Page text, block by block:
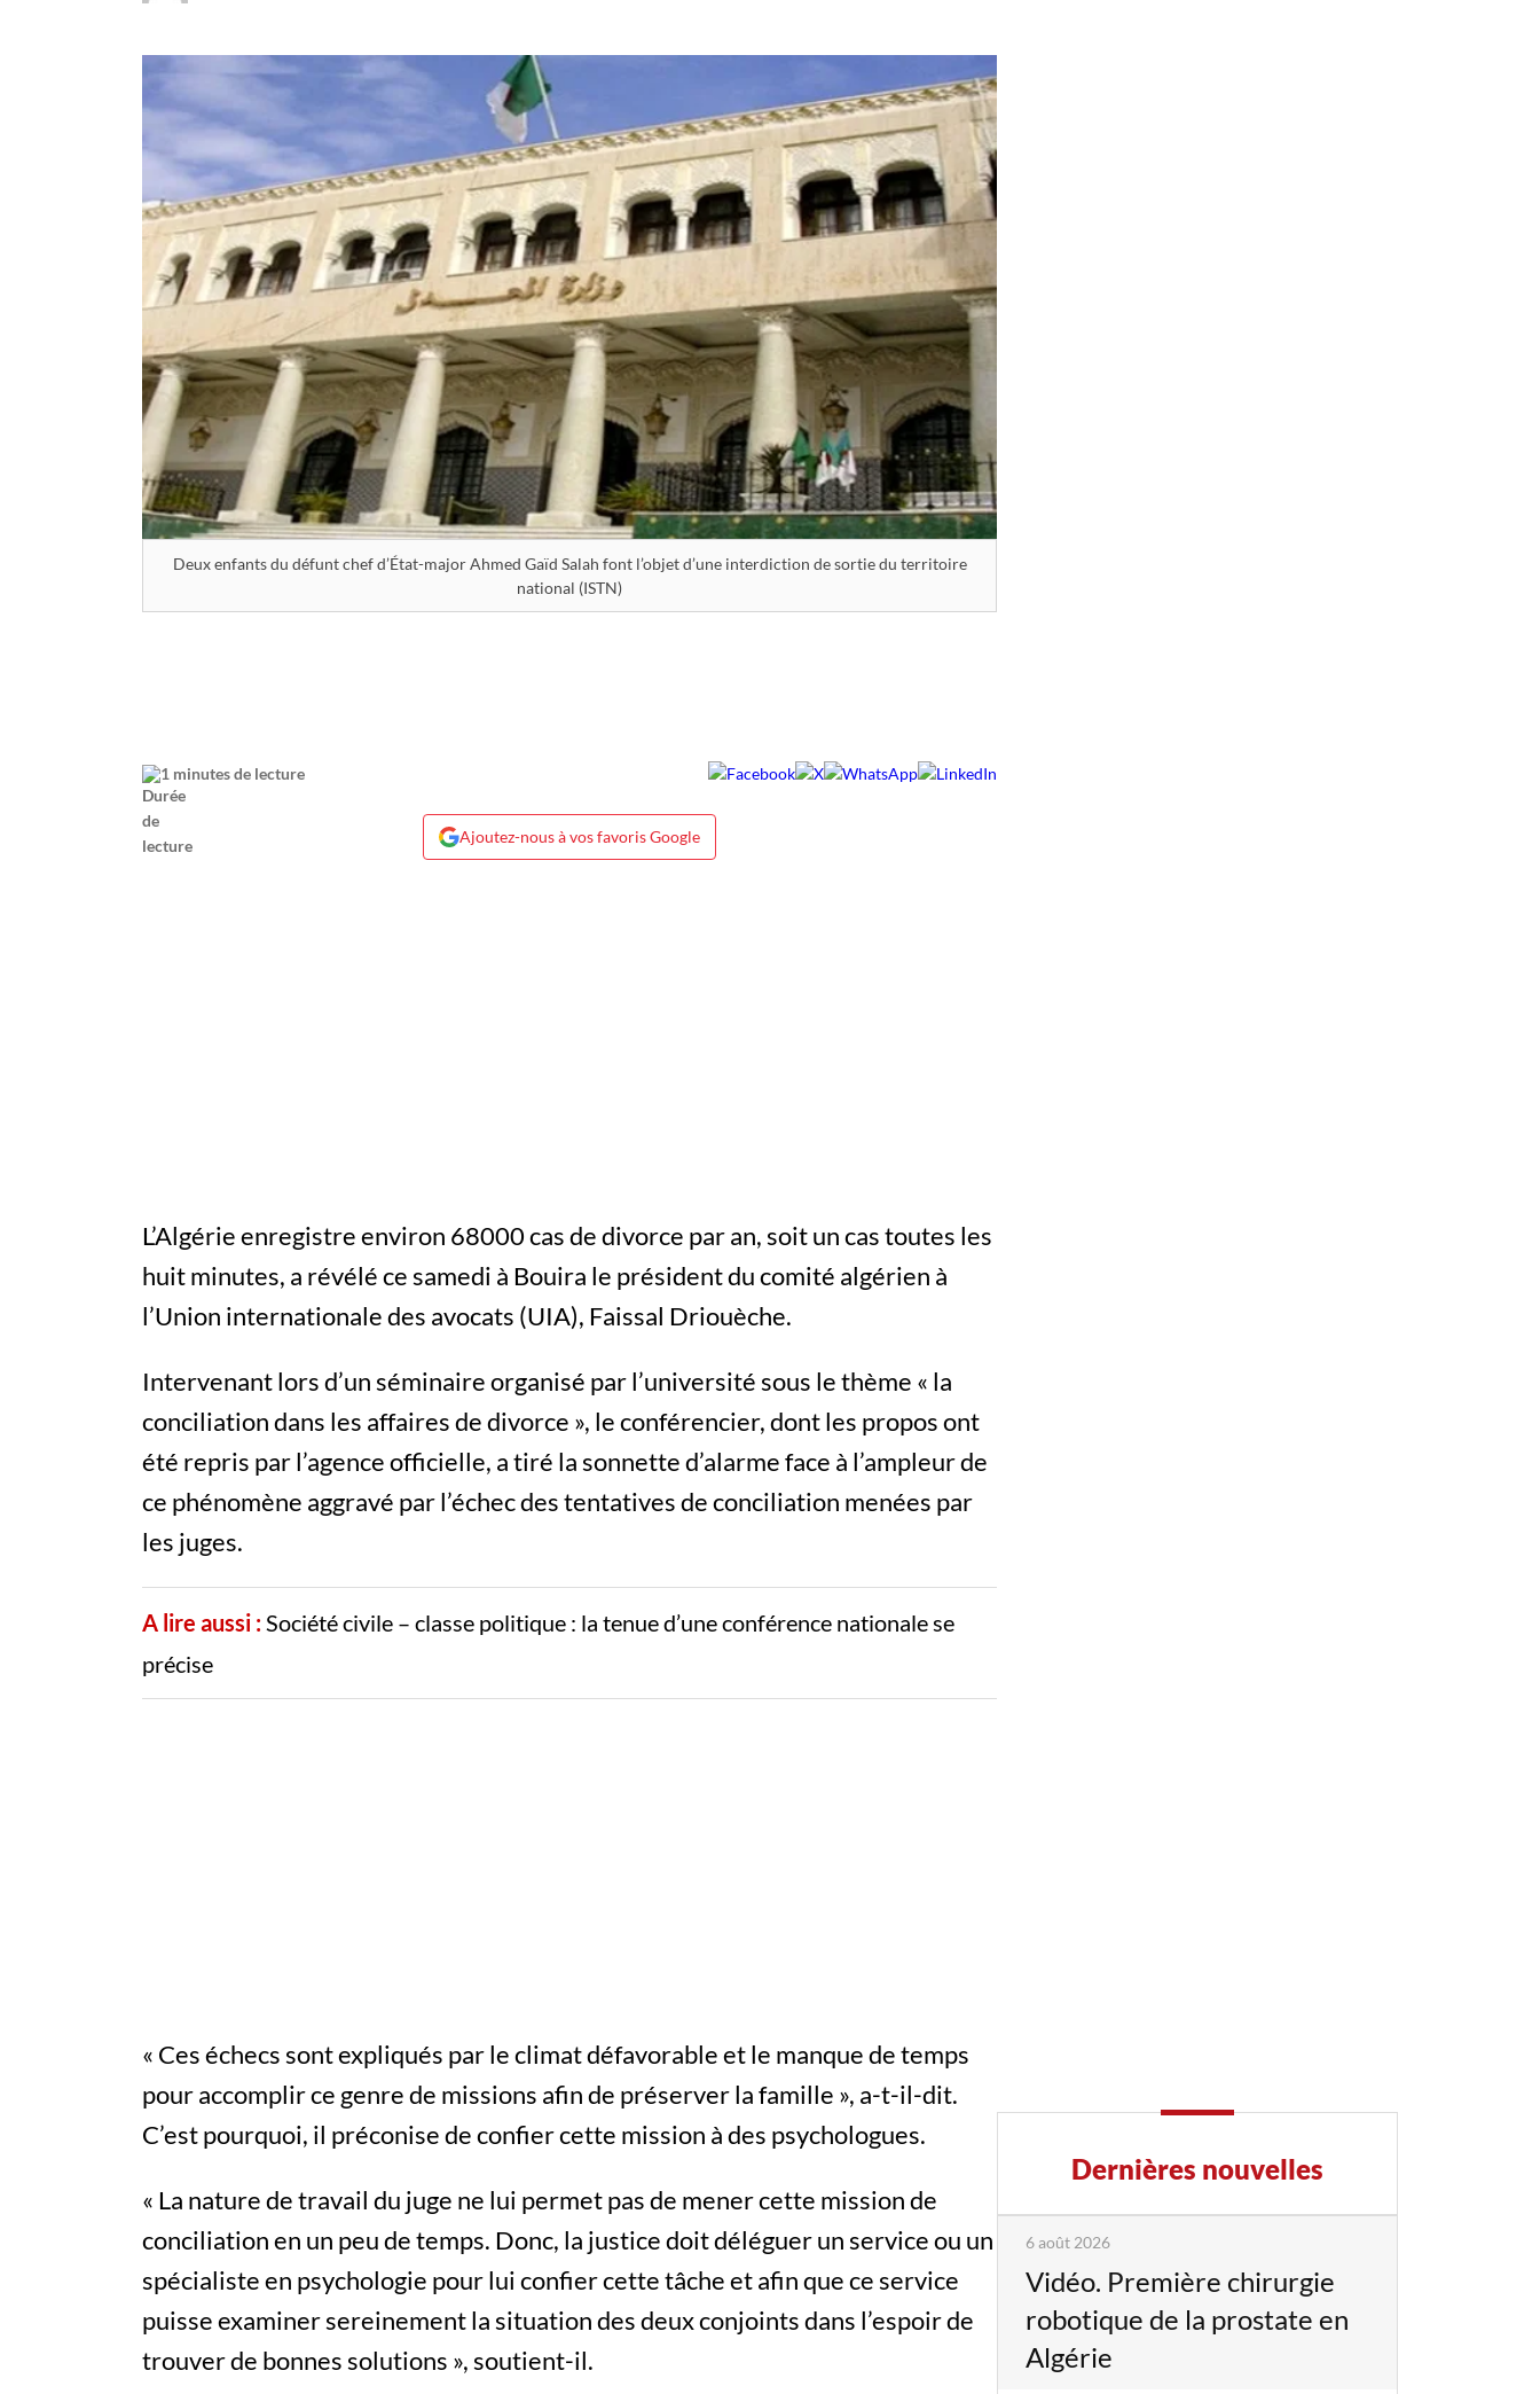
Deux enfants du défunt chef d’État-major Ahmed Gaïd Salah font l’objet d’une interdiction de sortie du territoire
national (ISTN)
1 minutes de lecture
Ajoutez-nous à vos favoris Google
L’Algérie enregistre environ 68000 cas de divorce par an, soit un cas toutes les
huit minutes, a révélé ce samedi à Bouira le président du comité algérien à
l’Union internationale des avocats (UIA), Faissal Driouèche.
Intervenant lors d’un séminaire organisé par l’université sous le thème « la
conciliation dans les affaires de divorce », le conférencier, dont les propos ont
été repris par l’agence officielle, a tiré la sonnette d’alarme face à l’ampleur de
ce phénomène aggravé par l’échec des tentatives de conciliation menées par
les juges.
A lire aussi : Société civile – classe politique : la tenue d’une conférence nationale se
précise
« Ces échecs sont expliqués par le climat défavorable et le manque de temps
pour accomplir ce genre de missions afin de préserver la famille », a-t-il-dit.
C’est pourquoi, il préconise de confier cette mission à des psychologues.
« La nature de travail du juge ne lui permet pas de mener cette mission de
conciliation en un peu de temps. Donc, la justice doit déléguer un service ou un
spécialiste en psychologie pour lui confier cette tâche et afin que ce service
puisse examiner sereinement la situation des deux conjoints dans l’espoir de
trouver de bonnes solutions », soutient-il.
Dernières nouvelles
6 août 2026
Vidéo. Première chirurgie
robotique de la prostate en
Algérie